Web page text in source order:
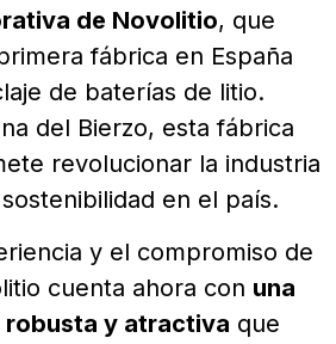
de Novolitio, que
fábrica en España
de baterías de litio.
del Bierzo, esta fábrica
revolucionar la industria
en el país.
y el compromiso de
cuenta ahora con una
y atractiva que